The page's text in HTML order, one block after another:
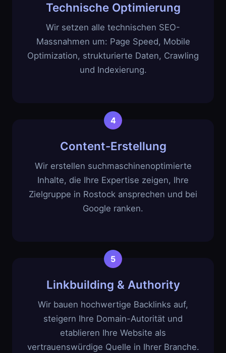
Technische Optimierung
Wir setzen alle technischen SEO-
Massnahmen um: Page Speed, Mobile
Optimization, strukturierte Daten, Crawling
und Indexierung.
Content-Erstellung
Wir erstellen suchmaschinenoptimierte
Inhalte, die Ihre Expertise zeigen, Ihre
Zielgruppe in Rostock ansprechen und bei
Google ranken.
Linkbuilding & Authority
Wir bauen hochwertige Backlinks auf,
steigern Ihre Domain-Autorität und
etablieren Ihre Website als
vertrauenswürdige Quelle in Ihrer Branche.